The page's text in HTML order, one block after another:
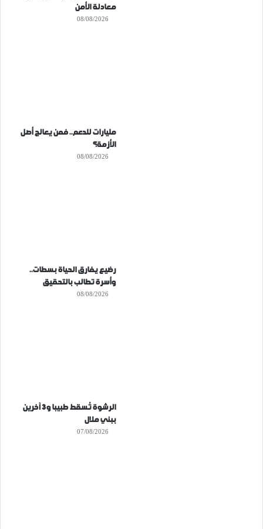
معادلة الأمن
08/08/2026
مليارات للدعم.. فمن يعالج أصل
الأزمة؟
08/08/2026
رضيع يفارق الحياة بسطات..
وأسرة تطالب بالتحقيق
08/08/2026
الرشوة تُسقط طبيبا و3 آخرين
ببني ملال
07/08/2026